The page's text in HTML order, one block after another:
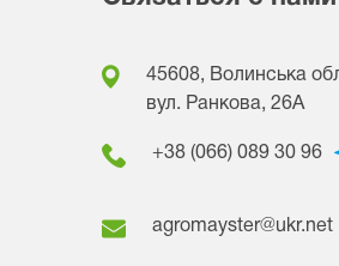
45608, Волинська
вул. Ранкова, 26A
+38 (066) 089 30 96
agromayster@ukr.net